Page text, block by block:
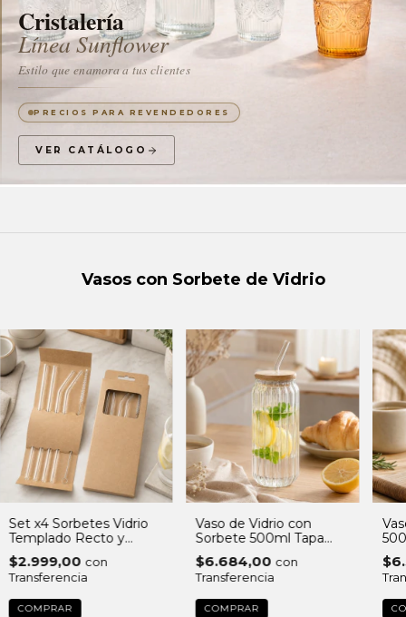
Cristalería
Línea Sunflower
Estilo que enamora a tus clientes
PRECIOS PARA REVENDEDORES
VER CATÁLOGO
Vasos con Sorbete de Vidrio
Set x4 Sorbetes Vidrio
Templado Recto y
Curvo + Cepillo en Caja
$2.999,00 con
Transferencia
Vaso de Vidrio con
Sorbete 500ml Tapa
Bamboo Diseño Rayas
Deco Sustentable
$6.684,00 con
Transferencia